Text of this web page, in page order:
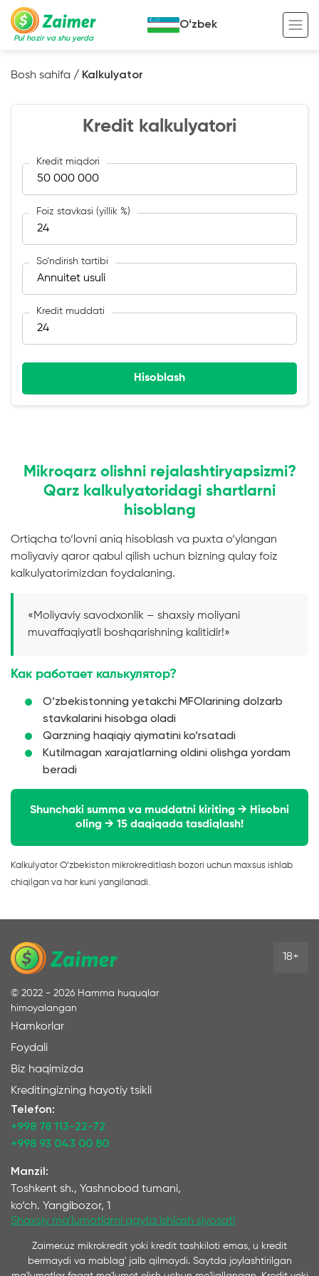
Pul hozir va shu yerda
Avto garov evaziga kredit
Maxsus texnika garov evaziga kredit
Kredit onlayn
O‘zini o‘zi band qilganlar uchun onlayn
kredit
Foydali
Kreditingizning hayotiy tsikli
Kalkulyator
Oʻzbek
Bosh sahifa / Kalkulyator
Kredit kalkulyatori
Kredit miqdori
Foiz stavkasi (yillik %)
So‘ndirish tartibi
Kredit muddati
Hisoblash
Mikroqarz olishni rejalashtiryapsizmi?
Qarz kalkulyatoridagi shartlarni
hisoblang
Ortiqcha to‘lovni aniq hisoblash va puxta o‘ylangan
moliyaviy qaror qabul qilish uchun bizning qulay foiz
kalkulyatorimizdan foydalaning.
«Moliyaviy savodxonlik – shaxsiy moliyani
muvaffaqiyatli boshqarishning kalitidir!»
Как работает калькулятор?
O‘zbekistonning yetakchi MFOlarining dolzarb
stavkalarini hisobga oladi
Qarzning haqiqiy qiymatini ko‘rsatadi
Kutilmagan xarajatlarning oldini olishga yordam
beradi
Shunchaki summa va muddatni kiriting → Hisobni
oling → 15 daqiqada tasdiqlash!
Kalkulyator O‘zbekiston mikrokreditlash bozori uchun maxsus ishlab
chiqilgan va har kuni yangilanadi.
© 2022 - 2026 Hamma huquqlar
himoyalangan
Hamkorlar
Foydali
Biz haqimizda
Kreditingizning hayotiy tsikli
Telefon:
+998 78 113-22-72
+998 93 043 00 80
Manzil:
Toshkent sh., Yashnobod tumani,
ko‘ch. Yangibozor, 1
Shaxsiy ma'lumotlarni qayta ishlash siyosati
18+
Zaimer.uz mikrokredit yoki kredit tashkiloti emas, u kredit
bermaydi va mablag' jalb qilmaydi. Saytda joylashtirilgan